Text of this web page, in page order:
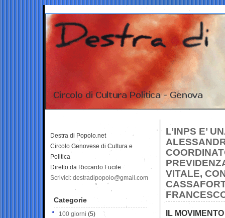
L’INPS E’
VITALE,
IL
Destra di Popolo.net
Circolo Genovese di Cultura e
Politica
Diretto da Riccardo Fucile
Scrivici: destradipopolo@gmail.com
Categorie
100 giorni (5)